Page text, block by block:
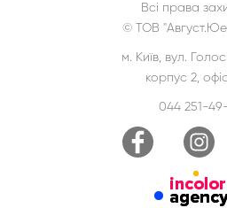
Всі права
© ТОВ
м. Київ, вул.
корпус 2,
044 251-49-